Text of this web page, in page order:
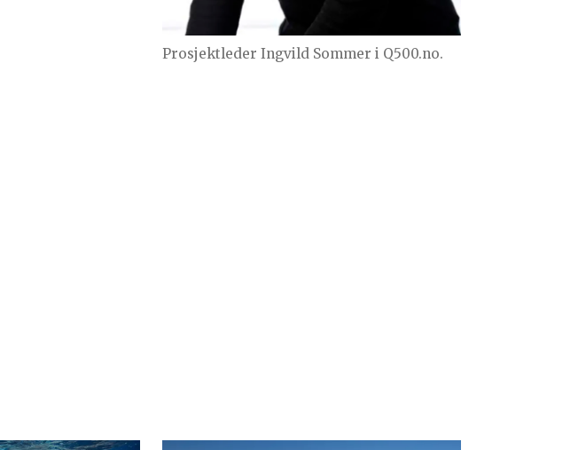
Prosjektleder Ingvild Sommer i Q500.no.